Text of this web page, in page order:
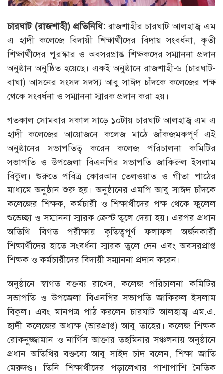
চারঘাট (রাজশাহী) প্রতিনিধি:রাজশাহীর চারঘাট আলহাজ্ব এম
এ হাদী কলেজে বিদায়ী শিক্ষার্থীদের বিদায় সংবর্ধনা, কৃতী
শিক্ষার্থীদের পুরস্কার ও অবসরপ্রাপ্ত শিক্ষকদের সম্মাননা প্রদান
অনুষ্ঠান অনুষ্ঠিত হয়েছে। একই অনুষ্ঠানে রাজশাহী-৬ (চারঘাট-
বাঘা) আসনের সংসদ সদস্য আবু সাঈদ চাঁদকে কলেজের পক্ষ
থেকে সংবর্ধনা ও সম্মাননা স্মারক প্রদান করা হয়।
গতকাল সোমবার সকাল সাড়ে ১০টায় চারঘাট আলহাজ্ব এম এ
হাদী কলেজের আয়োজনে কলেজ মাঠে জাঁকজমকপূর্ণ এই
অনুষ্ঠানের সভাপতিত্ব করেন কলেজ পরিচালনা কমিটির
সভাপতি ও উপজেলা বিএনপির সভাপতি জাকিরুল ইসলাম
বিকুল। শুরুতে পবিত্র কোরআন তেলওয়াত ও গীতা পাঠের
মাধ্যমে অনুষ্ঠান শুরু হয়। অনুষ্ঠানের এমপি আবু সাঈদ চাঁদকে
কলেজের শিক্ষক, কর্মচারী ও শিক্ষার্থীদের পক্ষ থেকে ফুলেল
শুভেচ্ছা ও সম্মাননা স্মারক ক্রেস্ট তুলে দেয়া হয়। এরপর প্রধান
অতিথি বিগত পরীক্ষায় কৃতিত্বপূর্ণ ফলাফল অর্জনকারী
শিক্ষার্থীদের হাতে সংবর্ধনা স্মারক তুলে দেন এবং অবসরপ্রাপ্ত
শিক্ষক ও কর্মচারীদের বিদায়ী সম্মাননা প্রদান করেন।
অনুষ্ঠানে স্বাগত বক্তব্য রাখেন, কলেজ পরিচালনা কমিটির
সভাপতি ও উপজেলা বিএনপির সভাপতি জাকিরুল ইসলাম
বিকুল। এবং মানপত্র পাঠ করলেন চারঘাট আলহাজ্ব এম.এ.
হাদী কলেজের অধ্যক্ষ (ভারপ্রাপ্ত) আবু তাহের। কলেজ শিক্ষক
রোকনুজ্জামান ও নার্গিস আক্তার তহমিনার সঞ্চলনায় অনুষ্ঠানে
প্রধান অতিথির বক্তব্যে আবু সাইদ চাঁদ বলেন, শিক্ষা জাতি
মেরুদণ্ড। তিনি শিক্ষার্থীদের পড়ালেখার পাশাপাশি নৈতিক